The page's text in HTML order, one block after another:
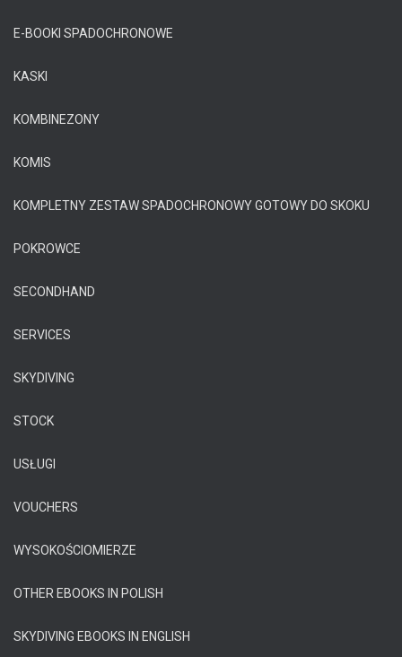
E-BOOKI SPADOCHRONOWE
KASKI
KOMBINEZONY
KOMIS
KOMPLETNY ZESTAW SPADOCHRONOWY GOTOWY DO SKOKU
POKROWCE
SECONDHAND
SERVICES
SKYDIVING
STOCK
USŁUGI
VOUCHERS
WYSOKOŚCIOMIERZE
OTHER EBOOKS IN POLISH
SKYDIVING EBOOKS IN ENGLISH